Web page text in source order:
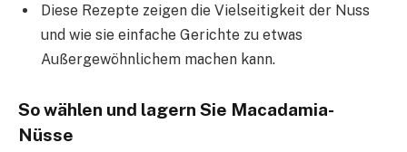
Diese Rezepte zeigen die Vielseitigkeit der Nuss
und wie sie einfache Gerichte zu etwas
Außergewöhnlichem machen kann.
So wählen und lagern Sie Macadamia-
Nüsse